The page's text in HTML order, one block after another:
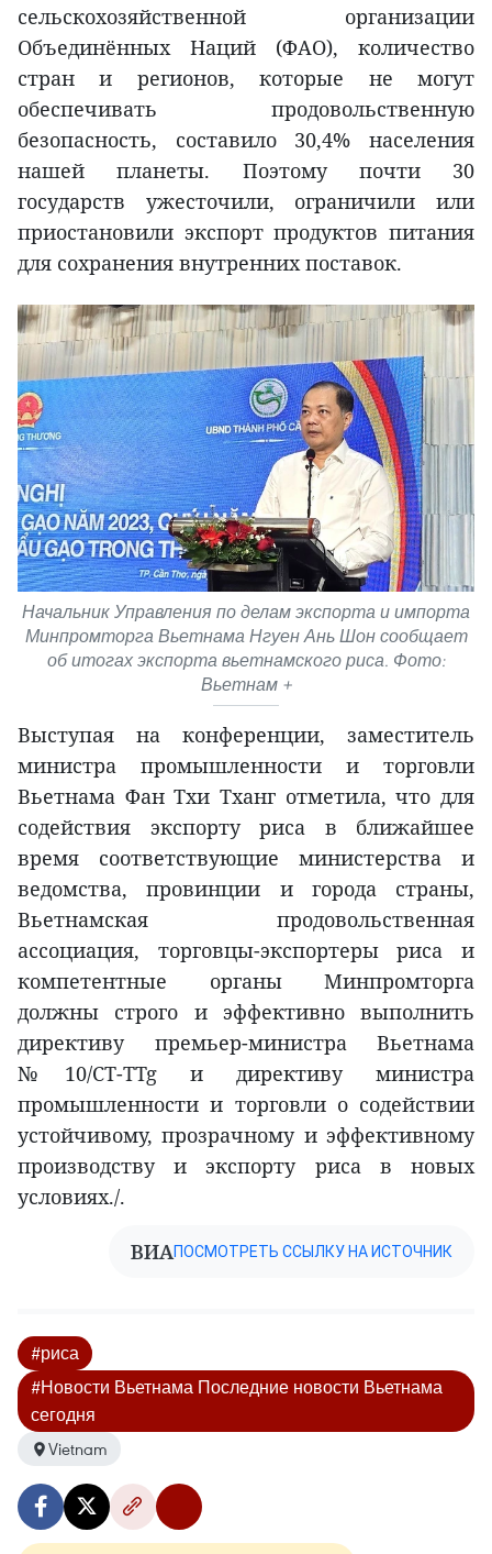
сельскохозяйственной организации
Объединённых Наций (ФАО), количество
стран и регионов, которые не могут
обеспечивать продовольственную
безопасность, составило 30,4% населения
нашей планеты. Поэтому почти 30
государств ужесточили, ограничили или
приостановили экспорт продуктов питания
для сохранения внутренних поставок.
Начальник Управления по делам экспорта и импорта
Минпромторга Вьетнама Нгуен Ань Шон сообщает
об итогах экспорта вьетнамского риса. Фото:
Вьетнам +
Выступая на конференции, заместитель
министра промышленности и торговли
Вьетнама Фан Тхи Тханг отметила, что для
содействия экспорту риса в ближайшее
время соответствующие министерства и
ведомства, провинции и города страны,
Вьетнамская продовольственная
ассоциация, торговцы-экспортеры риса и
компетентные органы Минпромторга
должны строго и эффективно выполнить
директиву премьер-министра Вьетнама
№10/CT-TTg и директиву министра
промышленности и торговли о содействии
устойчивому, прозрачному и эффективному
производству и экспорту риса в новых
условиях./.
ВИАПОСМОТРЕТЬ ССЫЛКУ НА ИСТОЧНИК
#риса
#Новости Вьетнама Последние новости Вьетнама
сегодня
Vietnam